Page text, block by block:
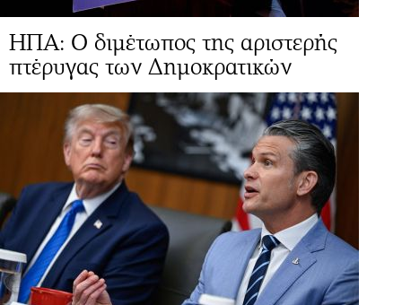
ΗΠΑ: Ο διμέτωπος της αριστερής
πτέρυγας των Δημοκρατικών